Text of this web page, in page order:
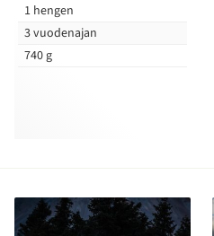
1 hengen
3 vuodenajan
740 g